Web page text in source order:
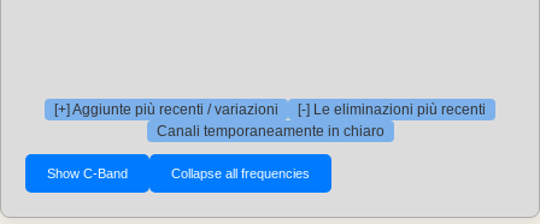
[+] Aggiunte più recenti / variazioni
[-] Le eliminazioni più recenti
Canali temporaneamente in chiaro